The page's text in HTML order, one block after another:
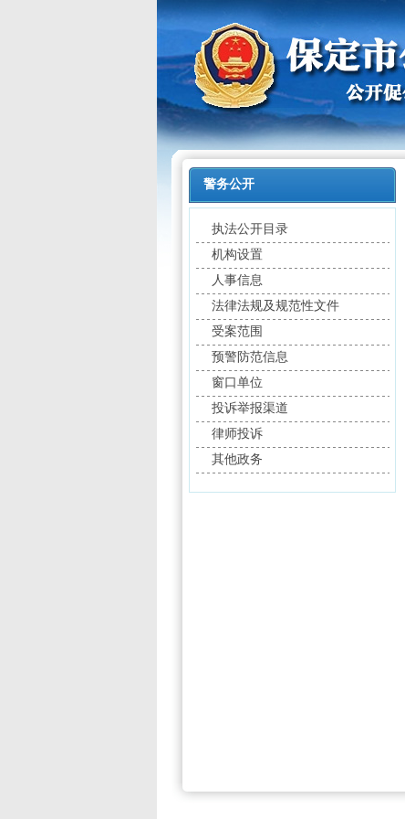
警务公开
执法公开目录
机构设置
人事信息
法律法规及规范性文件
受案范围
预警防范信息
窗口单位
投诉举报渠道
律师投诉
其他政务